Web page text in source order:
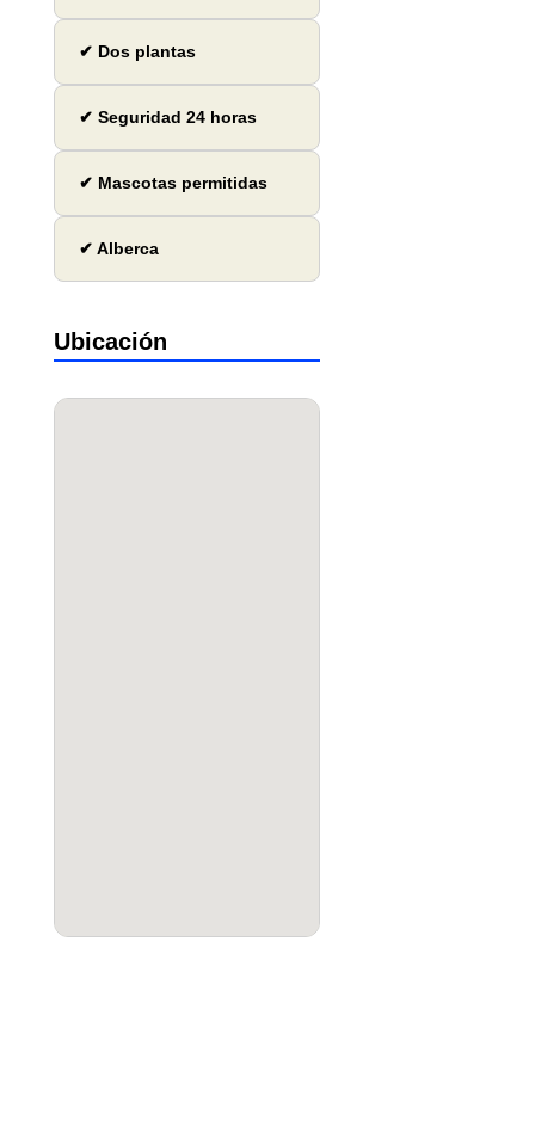
✔ Dos plantas
✔ Seguridad 24 horas
✔ Mascotas permitidas
✔ Alberca
Ubicación